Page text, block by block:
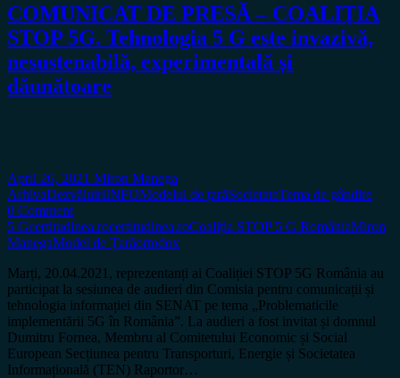
COMUNICAT DE PRESĂ – COALIȚIA
STOP 5G. Tehnologia 5 G este invazivă,
nesustenabilă, experimentală și
dăunătoare
April 26, 2021 Miron Manega
ArhivaDezvăluiriINFOModelul de țarăSocietateTema de gândire
0 Comment
5 Gcertitudinea.rocertitudinea.roCoaliția STOP 5 G RomâniaMiron
ManegaModel de Țarăortodox
Marți, 20.04.2021, reprezentanți ai Coaliției STOP 5G România au
participat la sesiunea de audieri din Comisia pentru comunicații și
tehnologia informației din SENAT pe tema „Problematicile
implementării 5G în România”. La audieri a fost invitat și domnul
Dumitru Fornea, Membru al Comitetului Economic și Social
European Secțiunea pentru Transporturi, Energie și Societatea
Informațională (TEN) Raportor…